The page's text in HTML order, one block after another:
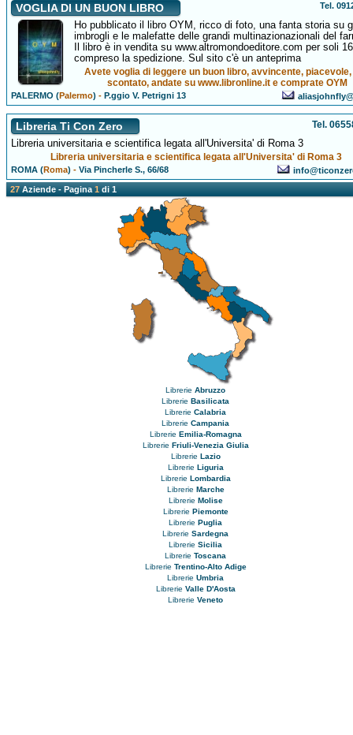
VOGLIA DI UN BUON LIBRO Tel.
Ho pubblicato il libro OYM, ricco di foto, una fanta storia su
imbrogli e le malefatte delle grandi multinazionazionali del
Il libro è in vendita su www.altromondoeditore.com per soli
compreso la spedizione. Sul sito c'è un anteprima
Avete voglia di leggere un buon libro, avvincente, piacevole,
scontato, andate su www.libronline.it e comprate OYM
PALERMO (Palermo) -P.ggio V. Petrigni 13
Libreria Ti Con Zero Tel.
Libreria universitaria e scientifica legata all'Universita' di Roma 3
Libreria universitaria e scientifica legata all'Universita' di Roma 3
ROMA (Roma) -Via Pincherle S., 66/68
27Aziende - Pagina1di 1
Librerie Abruzzo
Librerie Basilicata
Librerie Calabria
Librerie Campania
Librerie Emilia-Romagna
Librerie Friuli-Venezia Giulia
Librerie Lazio
Librerie Liguria
Librerie Lombardia
Librerie Marche
Librerie Molise
Librerie Piemonte
Librerie Puglia
Librerie Sardegna
Librerie Sicilia
Librerie Toscana
Librerie Trentino-Alto Adige
Librerie Umbria
Librerie Valle D'Aosta
Librerie Veneto